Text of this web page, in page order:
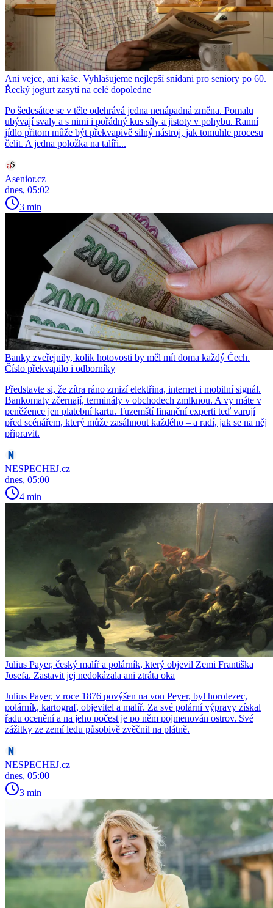
Ani vejce, ani kaše. Vyhlašujeme nejlepší snídani pro seniory po 60.
Řecký jogurt zasytí na celé dopoledne
Po šedesátce se v těle odehrává jedna nenápadná změna. Pomalu
ubývají svaly a s nimi i pořádný kus síly a jistoty v pohybu. Ranní
jídlo přitom může být překvapivě silný nástroj, jak tomuhle procesu
čelit. A jedna položka na talíři...
Asenior.cz
dnes, 05:02
3 min
Banky zveřejnily, kolik hotovosti by měl mít doma každý Čech.
Číslo překvapilo i odborníky
Představte si, že zítra ráno zmizí elektřina, internet i mobilní signál.
Bankomaty zčernají, terminály v obchodech zmlknou. A vy máte v
peněžence jen platební kartu. Tuzemští finanční experti teď varují
před scénářem, který může zasáhnout každého – a radí, jak se na něj
připravit.
NESPECHEJ.cz
dnes, 05:00
4 min
Julius Payer, český malíř a polárník, který objevil Zemi Františka
Josefa. Zastavit jej nedokázala ani ztráta oka
Julius Payer, v roce 1876 povýšen na von Peyer, byl horolezec,
polárník, kartograf, objevitel a malíř. Za své polární výpravy získal
řadu ocenění a na jeho počest je po něm pojmenován ostrov. Své
zážitky ze zemí ledu působivě zvěčnil na plátně.
NESPECHEJ.cz
dnes, 05:00
3 min